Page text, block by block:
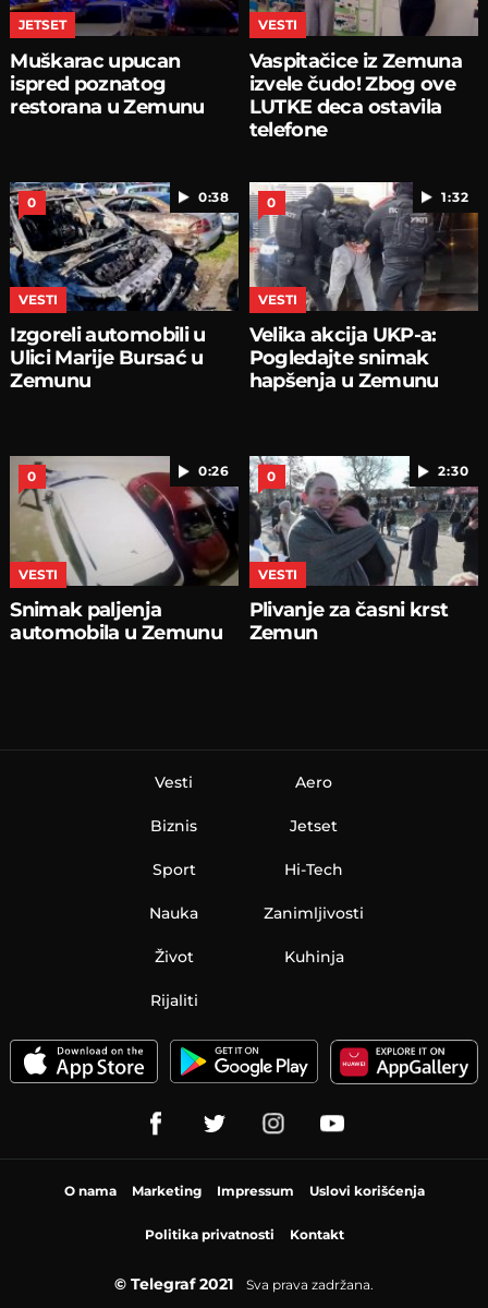
JETSET
Muškarac upucan
ispred poznatog
restorana u Zemunu
VESTI
Vaspitačice iz Zemuna
izvele čudo! Zbog ove
LUTKE deca ostavila
telefone
0:38
0
VESTI
Izgoreli automobili u
Ulici Marije Bursać u
Zemunu
1:32
0
VESTI
Velika akcija UKP-a:
Pogledajte snimak
hapšenja u Zemunu
0:26
0
VESTI
Snimak paljenja
automobila u Zemunu
2:30
0
VESTI
Plivanje za časni krst
Zemun
Vesti
Biznis
Sport
Nauka
Aero
Jetset
Hi-Tech
Zanimljivosti
Život Kuhinja
Rijaliti
O nama Marketing Impressum Uslovi korišćenja
Politika privatnosti Kontakt
© Telegraf 2021 Sva prava zadržana.